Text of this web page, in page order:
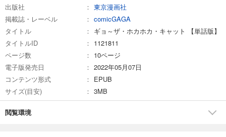
出版社
東京漫画社
掲載誌・レーベル
comicGAGA
タイトル
ギョ～ザ・ホカホカ・キャット 【単話版】
タイトルID
1121811
ページ数
10ページ
電子版発売日
2022年05月07日
コンテンツ形式
EPUB
サイズ(目安)
3MB
閲覧環境